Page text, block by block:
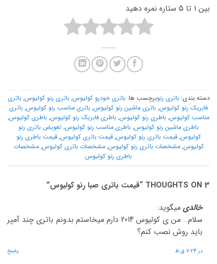
بین 1 تا 5 ستاره نمره دهید
دسته بندی:باتری رنوبرچسب ها:باتری خودرو کولیوس,باتری رنو کولیوس,باتری
فابریک رنو کولیوس, باتری ماشین رنو کولیوس, باتری مناسب رنو کولیوس, باتری
مناسب کولیوس, باطری رنو کولیوس, باطری فابریک رنو کولیوس, باطری کولیوس,
باطری ماشین رنو کولیوس, باطری مناسب رنو کولیوس, تعویض باتری رنو
کولیوس,قیمت باتری رنو کولیوس,قیمت باتری کولیوس,قیمت باطری رنو
کولیوس,مشخصات باتری رنو کولیوس,مشخصات باتری کولیوس,مشخصات
باطری رنو کولیوس
3 THOUGHTS ON “ قیمت باتری صبا رنو کولیوس”
خالدی میگوید:
سلام.. من ی کولیوس 2014 دارم میخاستم بدونم باتری چند آمپر
باید روش نصب کنم؟
در 7:24 ق.ظ پاسخ